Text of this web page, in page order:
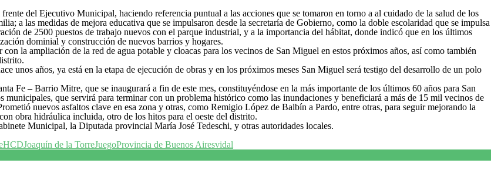
del Ejecutivo Municipal, haciendo referencia puntual a las acciones que se tomaron en torno a al cuidado de la salud de los
a las medidas de mejora educativa que se impulsaron desde la secretaría de Gobierno, como la doble escolaridad que se impulsa
de 2500 puestos de trabajo nuevos con el parque industrial, y a la importancia del hábitat, donde indicó que en los últimos
dominial y construcción de nuevos barrios y hogares.
la ampliación de la red de agua potable y cloacas para los vecinos de San Miguel en estos próximos años, así como también
unos años, ya está en la etapa de ejecución de obras y en los próximos meses San Miguel será testigo del desarrollo de un polo
Fe – Barrio Mitre, que se inaugurará a fin de este mes, constituyéndose en la más importante de los últimos 60 años para San
que servirá para terminar con un problema histórico como las inundaciones y beneficiará a más de 15 mil vecinos de
nuevos asfaltos clave en esa zona y otras, como Remigio López de Balbín a Pardo, entre otras, para seguir mejorando la
obra hidráulica incluida, otro de los hitos para el oeste del distrito.
Municipal, la Diputada provincial María José Tedeschi, y otras autoridades locales.
HCDJoaquín de la TorreJuegoProvincia de Buenos Airesvidal